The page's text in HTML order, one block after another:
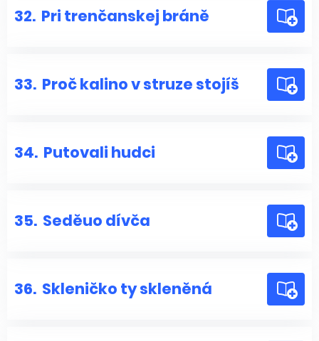
32. Pri trenčanskej bráně
33. Proč kalino v struze stojíš
34. Putovali hudci
35. Seděuo dívča
36. Skleničko ty skleněná